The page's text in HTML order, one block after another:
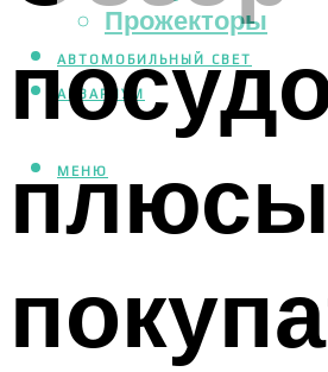
Прожекторы
АВТОМОБИЛЬНЫЙ СВЕТ
АКВАРИУМ
МЕНЮ